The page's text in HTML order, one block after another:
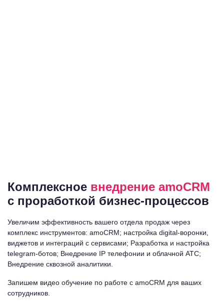
Комплексное внедрение amoCRM
с проработкой бизнес-процессов
Увеличим эффективность вашего отдела продаж через
комплекс инструментов: amoCRM; настройка digital-воронки,
виджетов и интеграций с сервисами; Разработка и настройка
telegram-ботов; Внедрение IP телефонии и облачной АТС;
Внедрение сквозной аналитики.
Запишем видео обучение по работе с amoCRM для ваших
сотрудников.